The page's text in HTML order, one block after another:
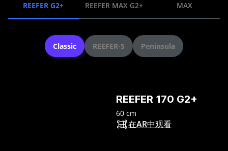
REEFER G2+ REEFER MAX G2+ MAX
Classic REEFER-S Peninsula
REEFER 170 G2+
60 cm
在AR中观看